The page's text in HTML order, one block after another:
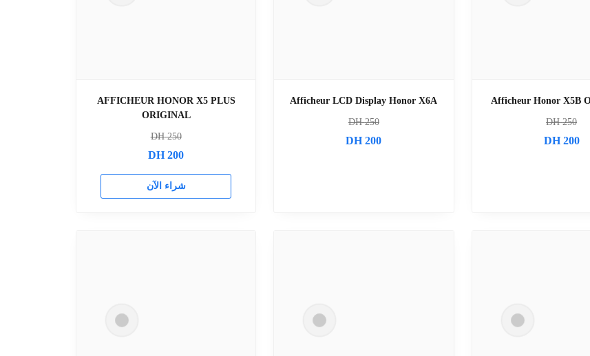
Afficheur Honor X5B
250
DH
200
DH
Afficheur LCD Display Honor X6A
250
DH
200
DH
AFFICHEUR HONOR X5 PLUS
ORIGINAL
250
DH
200
DH
شراء الآن